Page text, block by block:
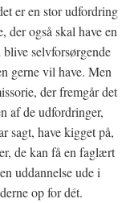
er en stor udfordring
der også skal have en
blive selvforsørgende
gerne vil have. Men
der fremgår det
af de udfordringer,
sagt, have kigget på,
de kan få en faglært
uddannelse ude i
op for dét.